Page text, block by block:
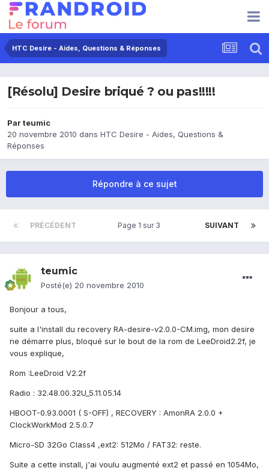
HTC Desire - Aides, Questions & Réponses
[Résolu] Desire briqué ? ou pas!!!!!
Parteumic
20 novembre 2010 dans HTC Desire - Aides, Questions &
Réponses
Répondre à ce sujet
PRÉCÉDENT SUIVANT
Page 1 sur 3
teumic
Posté(e) 20 novembre 2010
Bonjour a tous,
suite a l'install du recovery RA-desire-v2.0.0-CM.img, mon desire
ne démarre plus, bloqué sur le bout de la rom de LeeDroid2.2f, je
vous explique,
Rom :LeeDroid V2.2f
Radio : 32.48.00.32U_5.11.05.14
HBOOT-0.93.0001 ( S-OFF) , RECOVERY : AmonRA 2.0.0 +
ClockWorkMod 2.5.0.7
Micro-SD 32Go Class4 ,ext2: 512Mo / FAT32: reste.
Suite a cette install, j'ai voulu augmenté ext2 et passé en 1054Mo,